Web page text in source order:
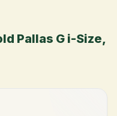
Pallas G i-Size,